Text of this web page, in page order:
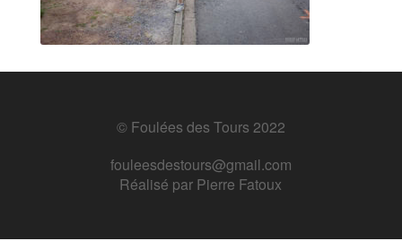
© Foulées des Tours 2022
fouleesdestours@gmail.com
Réalisé par Pierre Fatoux